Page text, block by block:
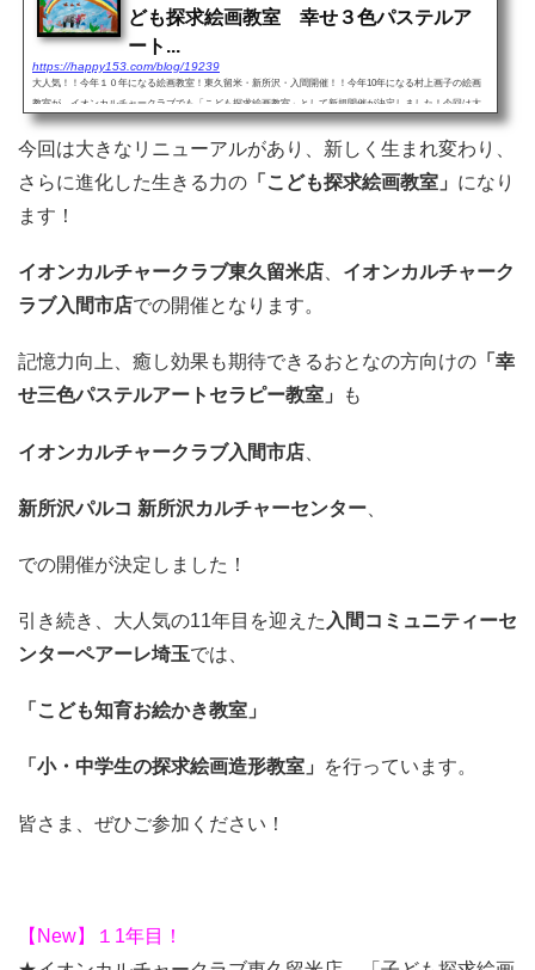
ども探求絵画教室 幸せ３色パステルア
ート...
https://happy153.com/blog/19239
大人気！！今年１０年になる絵画教室！東久留米・新所沢・入間開催！！今年10年になる村上画子の絵画
教室が、イオンカルチャークラブでも「こども探求絵画教室」として新規開催が決定しました！今回は大
きなリニューアルがあり、新しく生まれ変わり、さらに進化した...
今回は大きなリニューアルがあり、新しく生まれ変わり、
さらに進化した生きる力の 「こども探求絵画教室」 になり
ます！
イオンカルチャークラブ東久留米店
イオンカルチャーク
ラブ入間市店での開催となります。
記憶力向上、癒し効果も期待できるおとなの方向けの 「幸
せ三色パステルアートセラピー教室」
も
イオンカルチャークラブ入間市店
新所沢パルコ 新所沢カルチャーセンター
での開催が決定しました！
引き続き、大人気の11年目を迎えた 入間コミュニティーセ
ンターペアーレ埼玉では、
「こども知育お絵かき教室」
「小・中学生の探求絵画造形教室」 を行っています。
皆さま、ぜひご参加ください！
【New】１1年目！